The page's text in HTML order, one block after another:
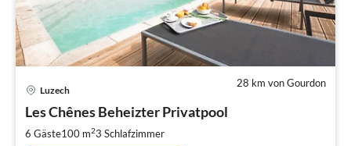
28 km von Gourdon
Luzech
Les Chênes Beheizter Privatpool
6 Gäste100 m23 Schlafzimmer